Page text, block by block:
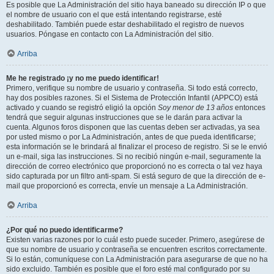
Es posible que La Administración del sitio haya baneado su dirección IP o que
el nombre de usuario con el que está intentando registrarse, esté
deshabilitado. También puede estar deshabilitado el registro de nuevos
usuarios. Póngase en contacto con La Administración del sitio.
Arriba
Me he registrado ¡y no me puedo identificar!
Primero, verifique su nombre de usuario y contraseña. Si todo está correcto,
hay dos posibles razones. Si el Sistema de Protección Infantil (APPCO) está
activado y cuando se registró eligió la opción Soy menor de 13 años entonces
tendrá que seguir algunas instrucciones que se le darán para activar la
cuenta. Algunos foros disponen que las cuentas deben ser activadas, ya sea
por usted mismo o por La Administración, antes de que pueda identificarse;
esta información se le brindará al finalizar el proceso de registro. Si se le envió
un e-mail, siga las instrucciones. Si no recibió ningún e-mail, seguramente la
dirección de correo electrónico que proporcionó no es correcta o tal vez haya
sido capturada por un filtro anti-spam. Si está seguro de que la dirección de e-
mail que proporcionó es correcta, envíe un mensaje a La Administración.
Arriba
¿Por qué no puedo identificarme?
Existen varias razones por lo cuál esto puede suceder. Primero, asegúrese de
que su nombre de usuario y contraseña se encuentren escritos correctamente.
Si lo están, comuníquese con La Administración para asegurarse de que no ha
sido excluido. También es posible que el foro esté mal configurado por su